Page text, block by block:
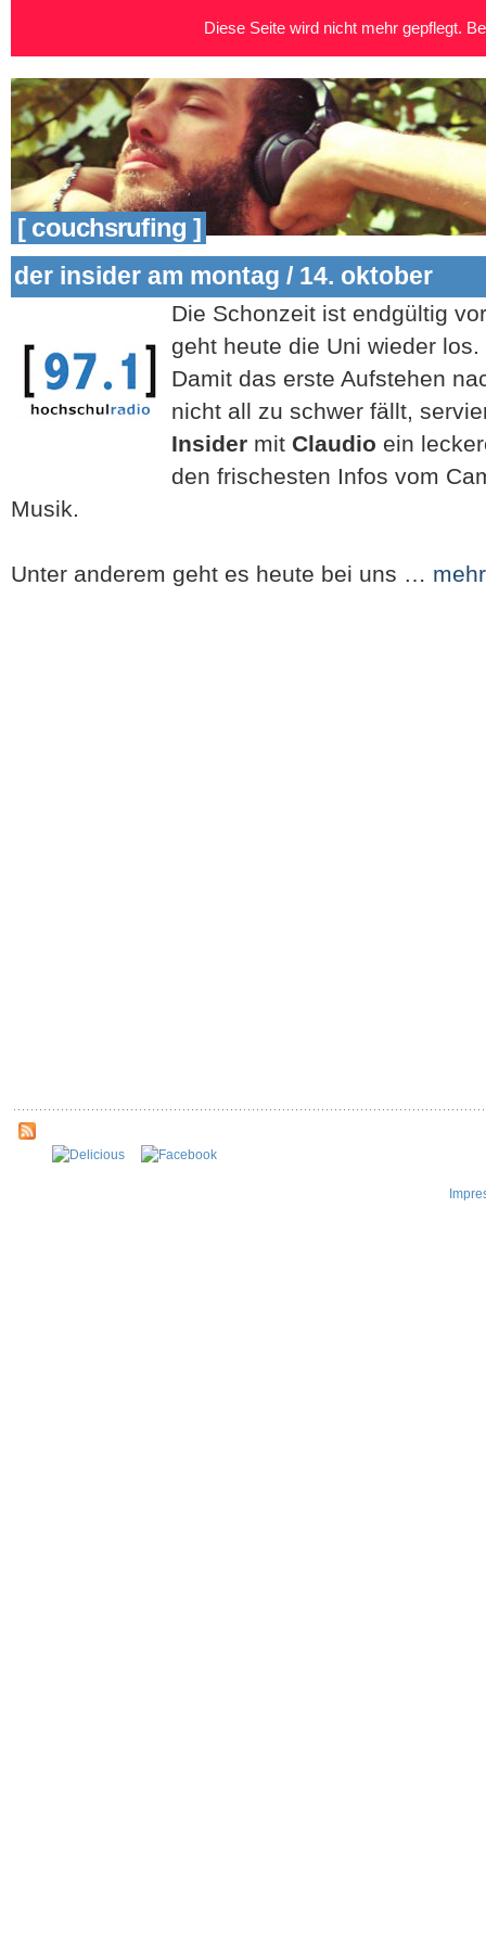
[ couchsrufing ]
der insider am montag / 14. oktober
Die Schonzeit ist endgültig
geht heute die Uni wieder los.
Damit das erste Aufstehen
nicht all zu schwer fällt,
Insider mit Claudio ein
den frischesten Infos vom
Musik.
Unter anderem geht es heute bei uns … mehr
Diese Seite wird nicht mehr gepflegt.